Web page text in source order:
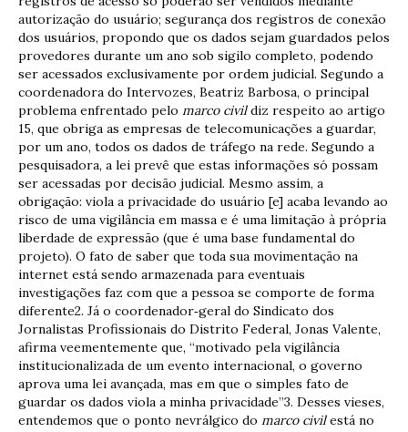
autorização do usuário; segurança dos registros de conexão
dos usuários, propondo que os dados sejam guardados pelos
provedores durante um ano sob sigilo completo, podendo
ser acessados exclusivamente por ordem judicial. Segundo a
coordenadora do Intervozes, Beatriz Barbosa, o principal
problema enfrentado pelo marco civildiz respeito ao artigo
15, que obriga as empresas de telecomunicações a guardar,
por um ano, todos os dados de tráfego na rede. Segundo a
pesquisadora, a lei prevê que estas informações só possam
ser acessadas por decisão judicial. Mesmo assim, a
obrigação: viola a privacidade do usuário [e] acaba levando ao
risco de uma vigilância em massa e é uma limitação à própria
liberdade de expressão (que é uma base fundamental do
projeto). O fato de saber que toda sua movimentação na
internet está sendo armazenada para eventuais
investigações faz com que a pessoa se comporte de forma
diferente2. Já o coordenador‐geral do Sindicato dos
Jornalistas Profissionais do Distrito Federal, Jonas Valente,
afirma veementemente que, “motivado pela vigilância
institucionalizada de um evento internacional, o governo
aprova uma lei avançada, mas em que o simples fato de
guardar os dados viola a minha privacidade”3. Desses vieses,
entendemos que o ponto nevrálgico do marco civilestá no